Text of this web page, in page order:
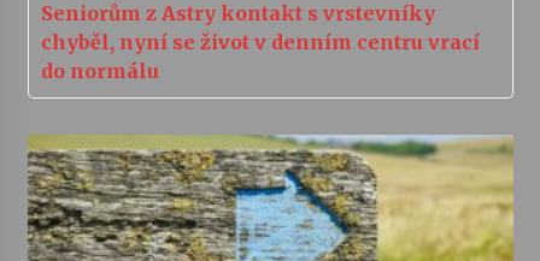
Seniorům z Astry kontakt s vrstevníky
chyběl, nyní se život v denním centru vrací
do normálu